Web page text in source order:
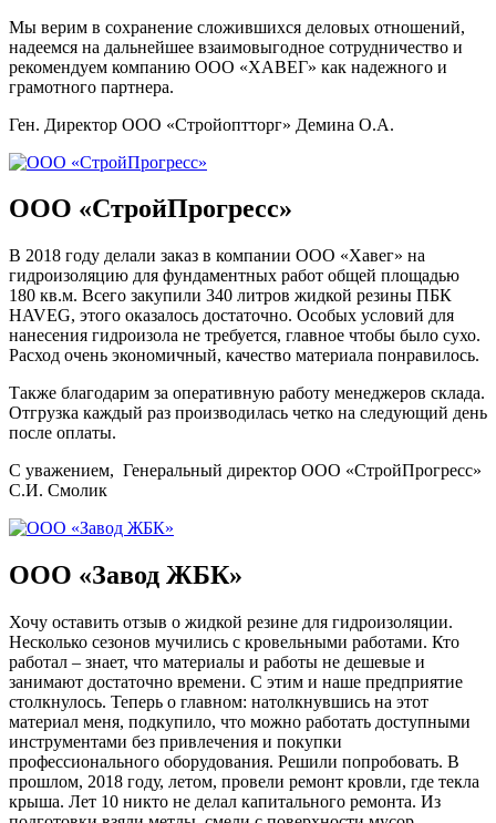
Мы верим в сохранение сложившихся деловых отношений,
надеемся на дальнейшее взаимовыгодное сотрудничество и
рекомендуем компанию ООО «ХАВЕГ» как надежного и
грамотного партнера.
Ген. Директор ООО «Стройоптторг» Демина О.А.
ООО «СтройПрогресс»
В 2018 году делали заказ в компании ООО «Хавег» на
гидроизоляцию для фундаментных работ общей площадью
180 кв.м. Всего закупили 340 литров жидкой резины ПБК
HAVEG, этого оказалось достаточно. Особых условий для
нанесения гидроизола не требуется, главное чтобы было сухо.
Расход очень экономичный, качество материала понравилось.
Также благодарим за оперативную работу менеджеров склада.
Отгрузка каждый раз производилась четко на следующий день
после оплаты.
С уважением, Генеральный директор ООО «СтройПрогресс»
С.И. Смолик
ООО «Завод ЖБК»
Хочу оставить отзыв о жидкой резине для гидроизоляции.
Несколько сезонов мучились с кровельными работами. Кто
работал – знает, что материалы и работы не дешевые и
занимают достаточно времени. С этим и наше предприятие
столкнулось. Теперь о главном: натолкнувшись на этот
материал меня, подкупило, что можно работать доступными
инструментами без привлечения и покупки
профессионального оборудования. Решили попробовать. В
прошлом, 2018 году, летом, провели ремонт кровли, где текла
крыша. Лет 10 никто не делал капитального ремонта. Из